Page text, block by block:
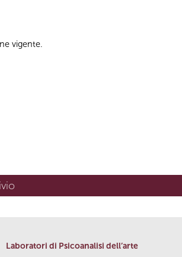
vigente.
Laboratori di Psicoanalisi dell’arte